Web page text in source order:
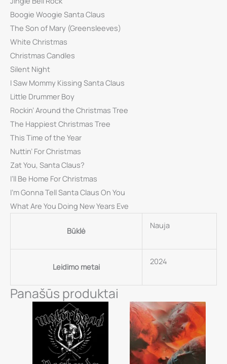
Boogie Woogie Santa Claus
The Son of Mary (Greensleeves)
White Christmas
Christmas Candles
Silent Night
I Saw Mommy Kissing Santa Claus
Little Drummer Boy
Rockin’ Around the Christmas Tree
The Happiest Christmas Tree
This Time of the Year
Nuttin’ For Christmas
Zat You, Santa Claus?
I’ll Be Home For Christmas
I’m Gonna Tell Santa Claus On You
What Are You Doing New Years Eve
Būklė
Nauja
Leidimo metai
2024
Panašūs produktai